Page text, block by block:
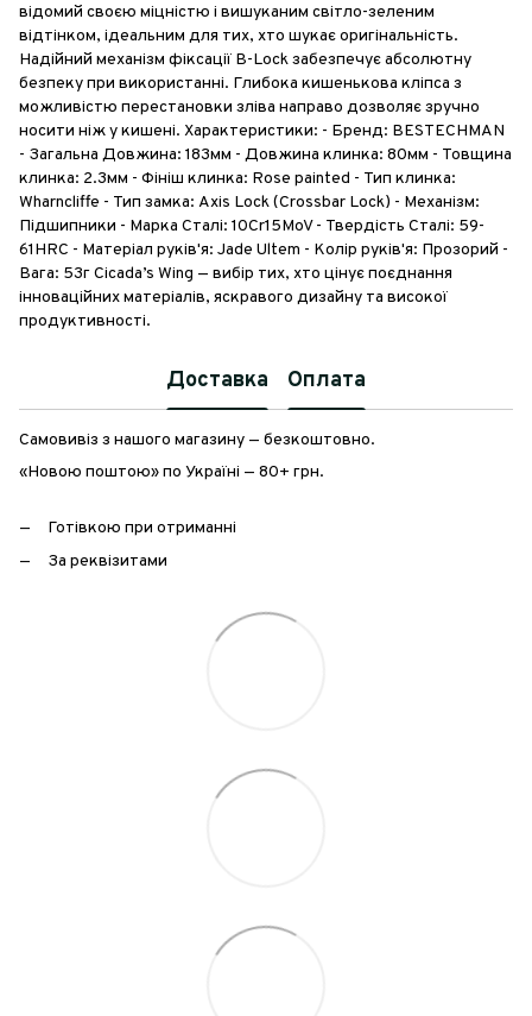
відомий своєю міцністю і вишуканим світло-зеленим
відтінком, ідеальним для тих, хто шукає оригінальність.
Надійний механізм фіксації B-Lock забезпечує абсолютну
безпеку при використанні. Глибока кишенькова кліпса з
можливістю перестановки зліва направо дозволяє зручно
носити ніж у кишені. Характеристики: - Бренд: BESTECHMAN
- Загальна Довжина: 183мм - Довжина клинка: 80мм - Товщина
клинка: 2.3мм - Фініш клинка: Rose painted - Тип клинка:
Wharncliffe - Тип замка: Axis Lock (Crossbar Lock) - Механізм:
Підшипники - Марка Сталі: 10Cr15MoV - Твердість Сталі: 59-
61HRC - Матеріал руків'я: Jade Ultem - Колір руків'я: Прозорий -
Вага: 53г Cicada’s Wing — вибір тих, хто цінує поєднання
інноваційних матеріалів, яскравого дизайну та високої
продуктивності.
Доставка Оплата
Самовивіз з нашого магазину — безкоштовно.
«Новою поштою» по Україні — 80+ грн.
Готівкою при отриманні
За реквізитами